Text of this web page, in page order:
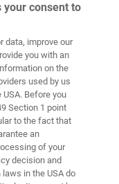
Adatvédelem
Bejelentkezés
Sütibeállítások
your consent to
data, improve our
you with an
on the
used by us
Before you
Section 1 point
to the fact that
an
of your
decision and
in the USA do